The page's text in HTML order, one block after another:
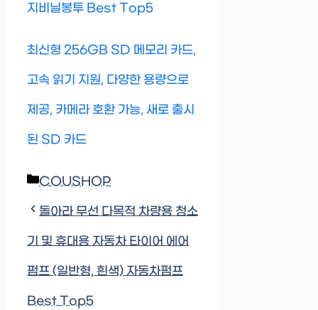
지비닐봉투 Best Top5
최신형 256GB SD 메모리 카드,
고속 읽기 지원, 다양한 용량으로
제공, 카메라 호환 가능, 새로 출시
된 SD 카드
Categories
COUSHOP
돌아라 무선 다목적 차량용 청소
기 및 휴대용 자동차 타이어 에어
펌프 (일반형, 흰색) 자동차펌프
Best Top5